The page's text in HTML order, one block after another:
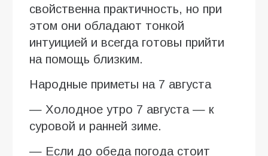
свойственна практичность, но при
этом они обладают тонкой
интуицией и всегда готовы прийти
на помощь близким.
Народные приметы на 7 августа
— Холодное утро 7 августа — к
суровой и ранней зиме.
— Если до обеда погода стоит